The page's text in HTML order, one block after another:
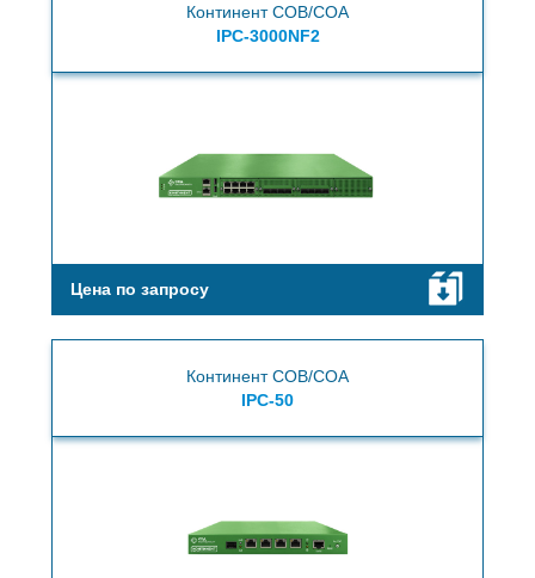
Континент СОВ/СОА
IPC-3000NF2
Цена по запросу
Континент СОВ/СОА
IPC-50